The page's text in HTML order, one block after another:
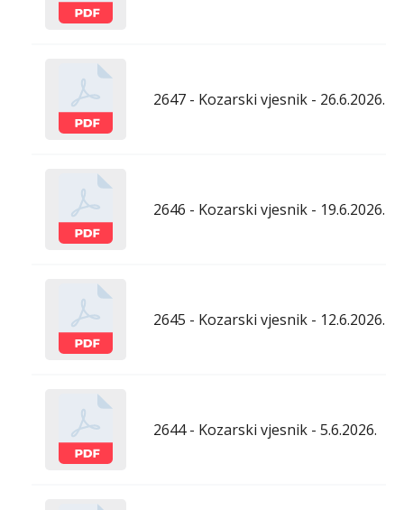
2647 - Kozarski vjesnik - 26.6.2026.
2646 - Kozarski vjesnik - 19.6.2026.
2645 - Kozarski vjesnik - 12.6.2026.
2644 - Kozarski vjesnik - 5.6.2026.